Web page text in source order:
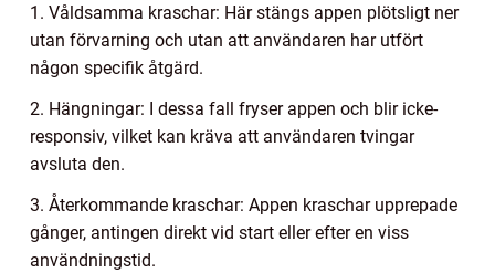
1. Våldsamma kraschar: Här stängs appen plötsligt ner
utan förvarning och utan att användaren har utfört
någon specifik åtgärd.
2. Hängningar: I dessa fall fryser appen och blir icke-
responsiv, vilket kan kräva att användaren tvingar
avsluta den.
3. Återkommande kraschar: Appen kraschar upprepade
gånger, antingen direkt vid start eller efter en viss
användningstid.